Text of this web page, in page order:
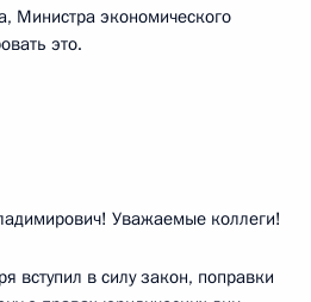
Министра экономического
это.
Уважаемые коллеги!
вступил в силу закон, поправки